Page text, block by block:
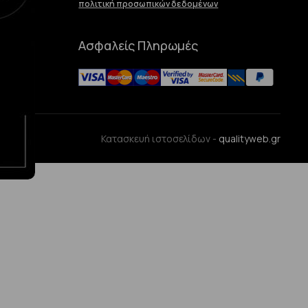
πολιτική προσωπικών δεδομένων
Ασφαλείς Πληρωμές
Κατασκευή ιστοσελίδων - qualityweb.gr